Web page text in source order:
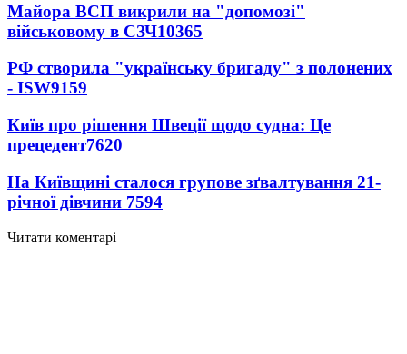
Майора ВСП викрили на "допомозі"
військовому в СЗЧ10365
РФ створила "українську бригаду" з полонених
- ISW9159
Київ про рішення Швеції щодо судна: Це
прецедент7620
На Київщині сталося групове зґвалтування 21-
річної дівчини 7594
Читати коментарі